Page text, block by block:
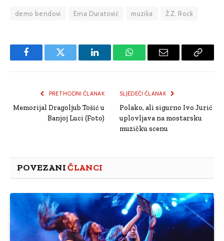
demo bendovi Erna Duratović muzika Ž.Z. Rock
FacebookTwitter LinkedInWhatsAppEmail
Copy
PRETHODNI ČLANAK
Memorijal Dragoljub Tošić u
Banjoj Luci (Foto)
SLJEDEĆI ČLANAK
Polako, ali sigurno Ivo Jurić
uplovljava na mostarsku
muzičku scenu
POVEZANIČLANCI